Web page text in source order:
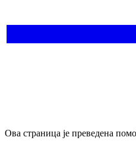
Ова страница је преведена